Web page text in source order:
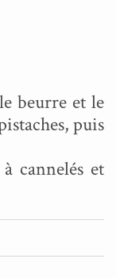
beurre et le
puis
cannelés et